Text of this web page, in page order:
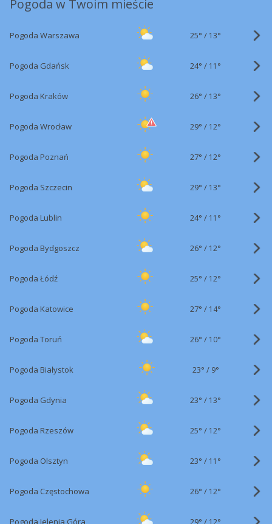
Pogoda w Twoim mieście
Pogoda Warszawa 25° / 13°
Pogoda Gdańsk 24° / 11°
Pogoda Kraków 26° / 13°
Pogoda Wrocław 29° / 12°
Pogoda Poznań 27° / 12°
Pogoda Szczecin 29° / 13°
Pogoda Lublin 24° / 11°
Pogoda Bydgoszcz 26° / 12°
Pogoda Łódź 25° / 12°
Pogoda Katowice 27° / 14°
Pogoda Toruń 26° / 10°
Pogoda Białystok 23° / 9°
Pogoda Gdynia 23° / 13°
Pogoda Rzeszów 25° / 12°
Pogoda Olsztyn 23° / 11°
Pogoda Częstochowa 26° / 12°
Pogoda Jelenia Góra 29° / 12°